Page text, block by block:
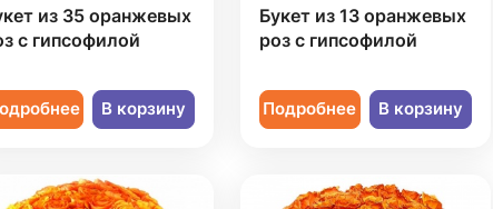
из 35 оранжевых
с гипсофилой
В корзину
Букет из 13 оранжевых
роз с гипсофилой
Подробнее В корзину